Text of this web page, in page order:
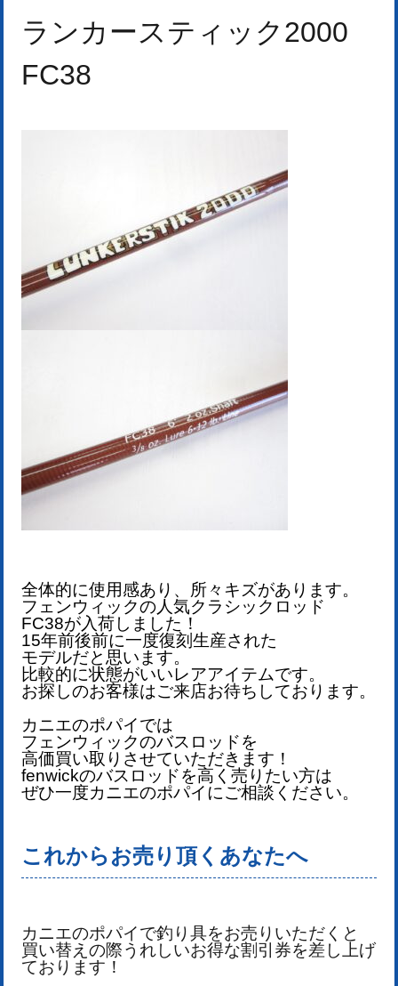
ランカースティック2000
FC38
全体的に使用感あり、所々キズがあります。
フェンウィックの人気クラシックロッド
FC38が入荷しました！
15年前後前に一度復刻生産された
モデルだと思います。
比較的に状態がいいレアアイテムです。
お探しのお客様はご来店お待ちしております。
カニエのポパイでは
フェンウィックのバスロッドを
高価買い取りさせていただきます！
fenwickのバスロッドを高く売りたい方は
ぜひ一度カニエのポパイにご相談ください。
これからお売り頂くあなたへ
カニエのポパイで釣り具をお売りいただくと
買い替えの際うれしいお得な割引券を差し上げ
ております！